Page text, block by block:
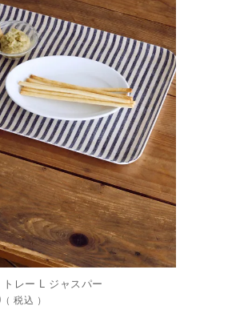
トレー L ジャスパー
税込